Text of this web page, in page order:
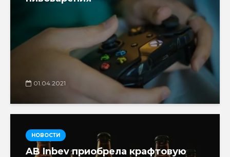
01.04.2021
НОВОСТИ
AB Inbev приобрела крафтовую